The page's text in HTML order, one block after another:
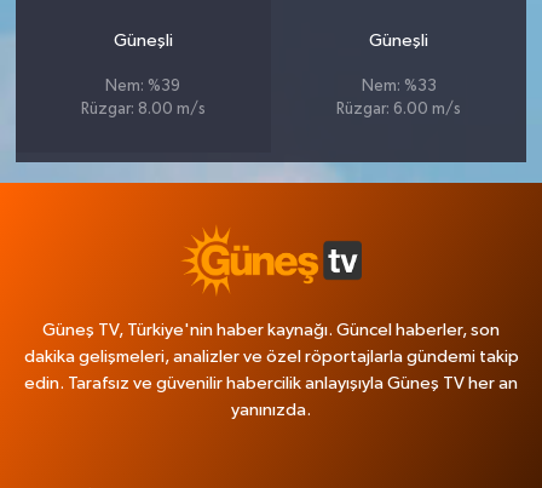
Güneşli
Nem: %39
Rüzgar: 8.00 m/s
Güneşli
Nem: %33
Rüzgar: 6.00 m/s
Güneş TV, Türkiye'nin haber kaynağı. Güncel haberler, son
dakika gelişmeleri, analizler ve özel röportajlarla gündemi takip
edin. Tarafsız ve güvenilir habercilik anlayışıyla Güneş TV her an
yanınızda.